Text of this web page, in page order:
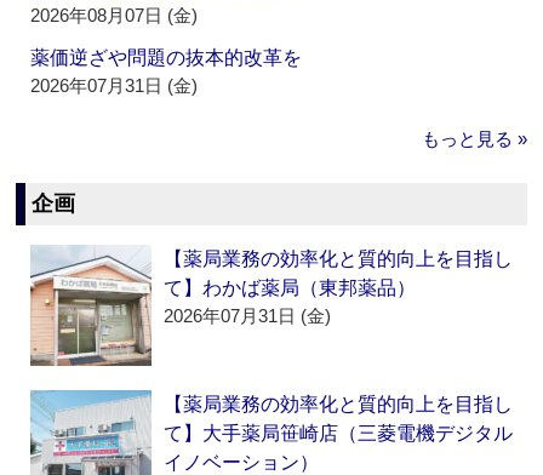
2026年08月07日 (金)
薬価逆ざや問題の抜本的改革を
2026年07月31日 (金)
もっと見る »
企画
【薬局業務の効率化と質的向上を目指し
て】わかば薬局（東邦薬品）
2026年07月31日 (金)
【薬局業務の効率化と質的向上を目指し
て】大手薬局笹崎店（三菱電機デジタル
イノベーション）